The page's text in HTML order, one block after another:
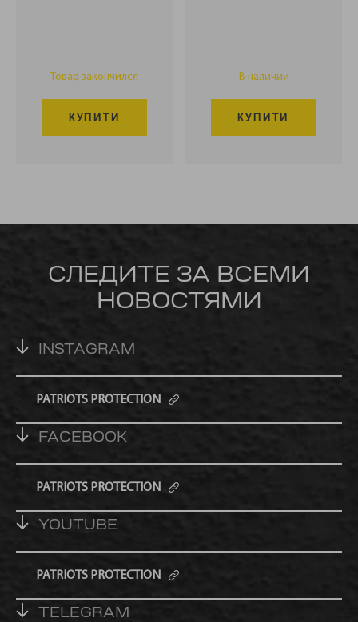
Товар закончился
КУПИТИ
В наличии
КУПИТИ
СЛЕДИТЕ ЗА ВСЕМИ
НОВОСТЯМИ
INSTAGRAM
PATRIOTS PROTECTION
FACEBOOK
PATRIOTS PROTECTION
YOUTUBE
PATRIOTS PROTECTION
TELEGRAM